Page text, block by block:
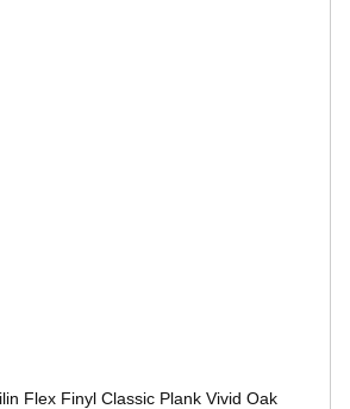
Flex Finyl Classic Plank Vivid Oak